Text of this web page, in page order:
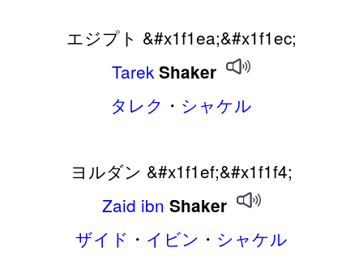
エジプト &#x1f1ea;&#x1f1ec;
Tarek Shaker
タレク ・ シャケル
ヨルダン &#x1f1ef;&#x1f1f4;
Zaid ibn Shaker
ザイド ・ イビン ・ シャケル